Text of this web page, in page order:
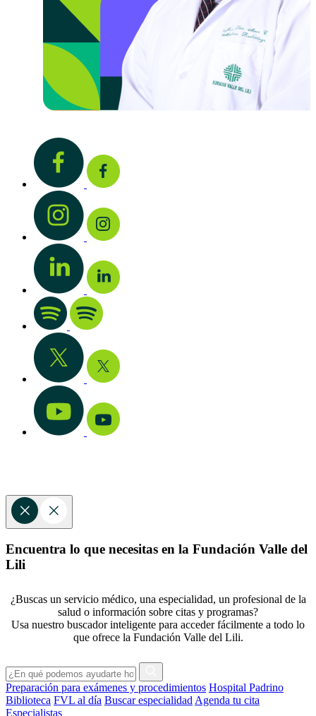
Encuentra lo que necesitas en la Fundación Valle del
Lili
¿Buscas un servicio médico, una especialidad, un profesional de la
salud o información sobre citas y programas?
Usa nuestro buscador inteligente para acceder fácilmente a todo lo
que ofrece la Fundación Valle del Lili.
Preparación para exámenes y procedimientos Hospital Padrino
Biblioteca FVL al día Buscar especialidad Agenda tu cita
Especialistas